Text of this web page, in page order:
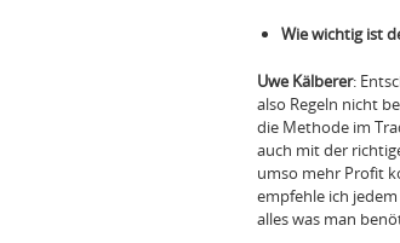
Wie wichtig ist
Uwe Kälberer:
also Regeln nicht
die Methode im
auch mit der
umso mehr Profit
empfehle ich
alles was man